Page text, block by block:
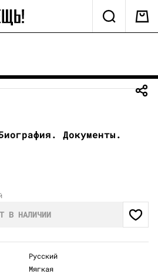
Документы.
В НАЛИЧИИ
Русский
Мягкая